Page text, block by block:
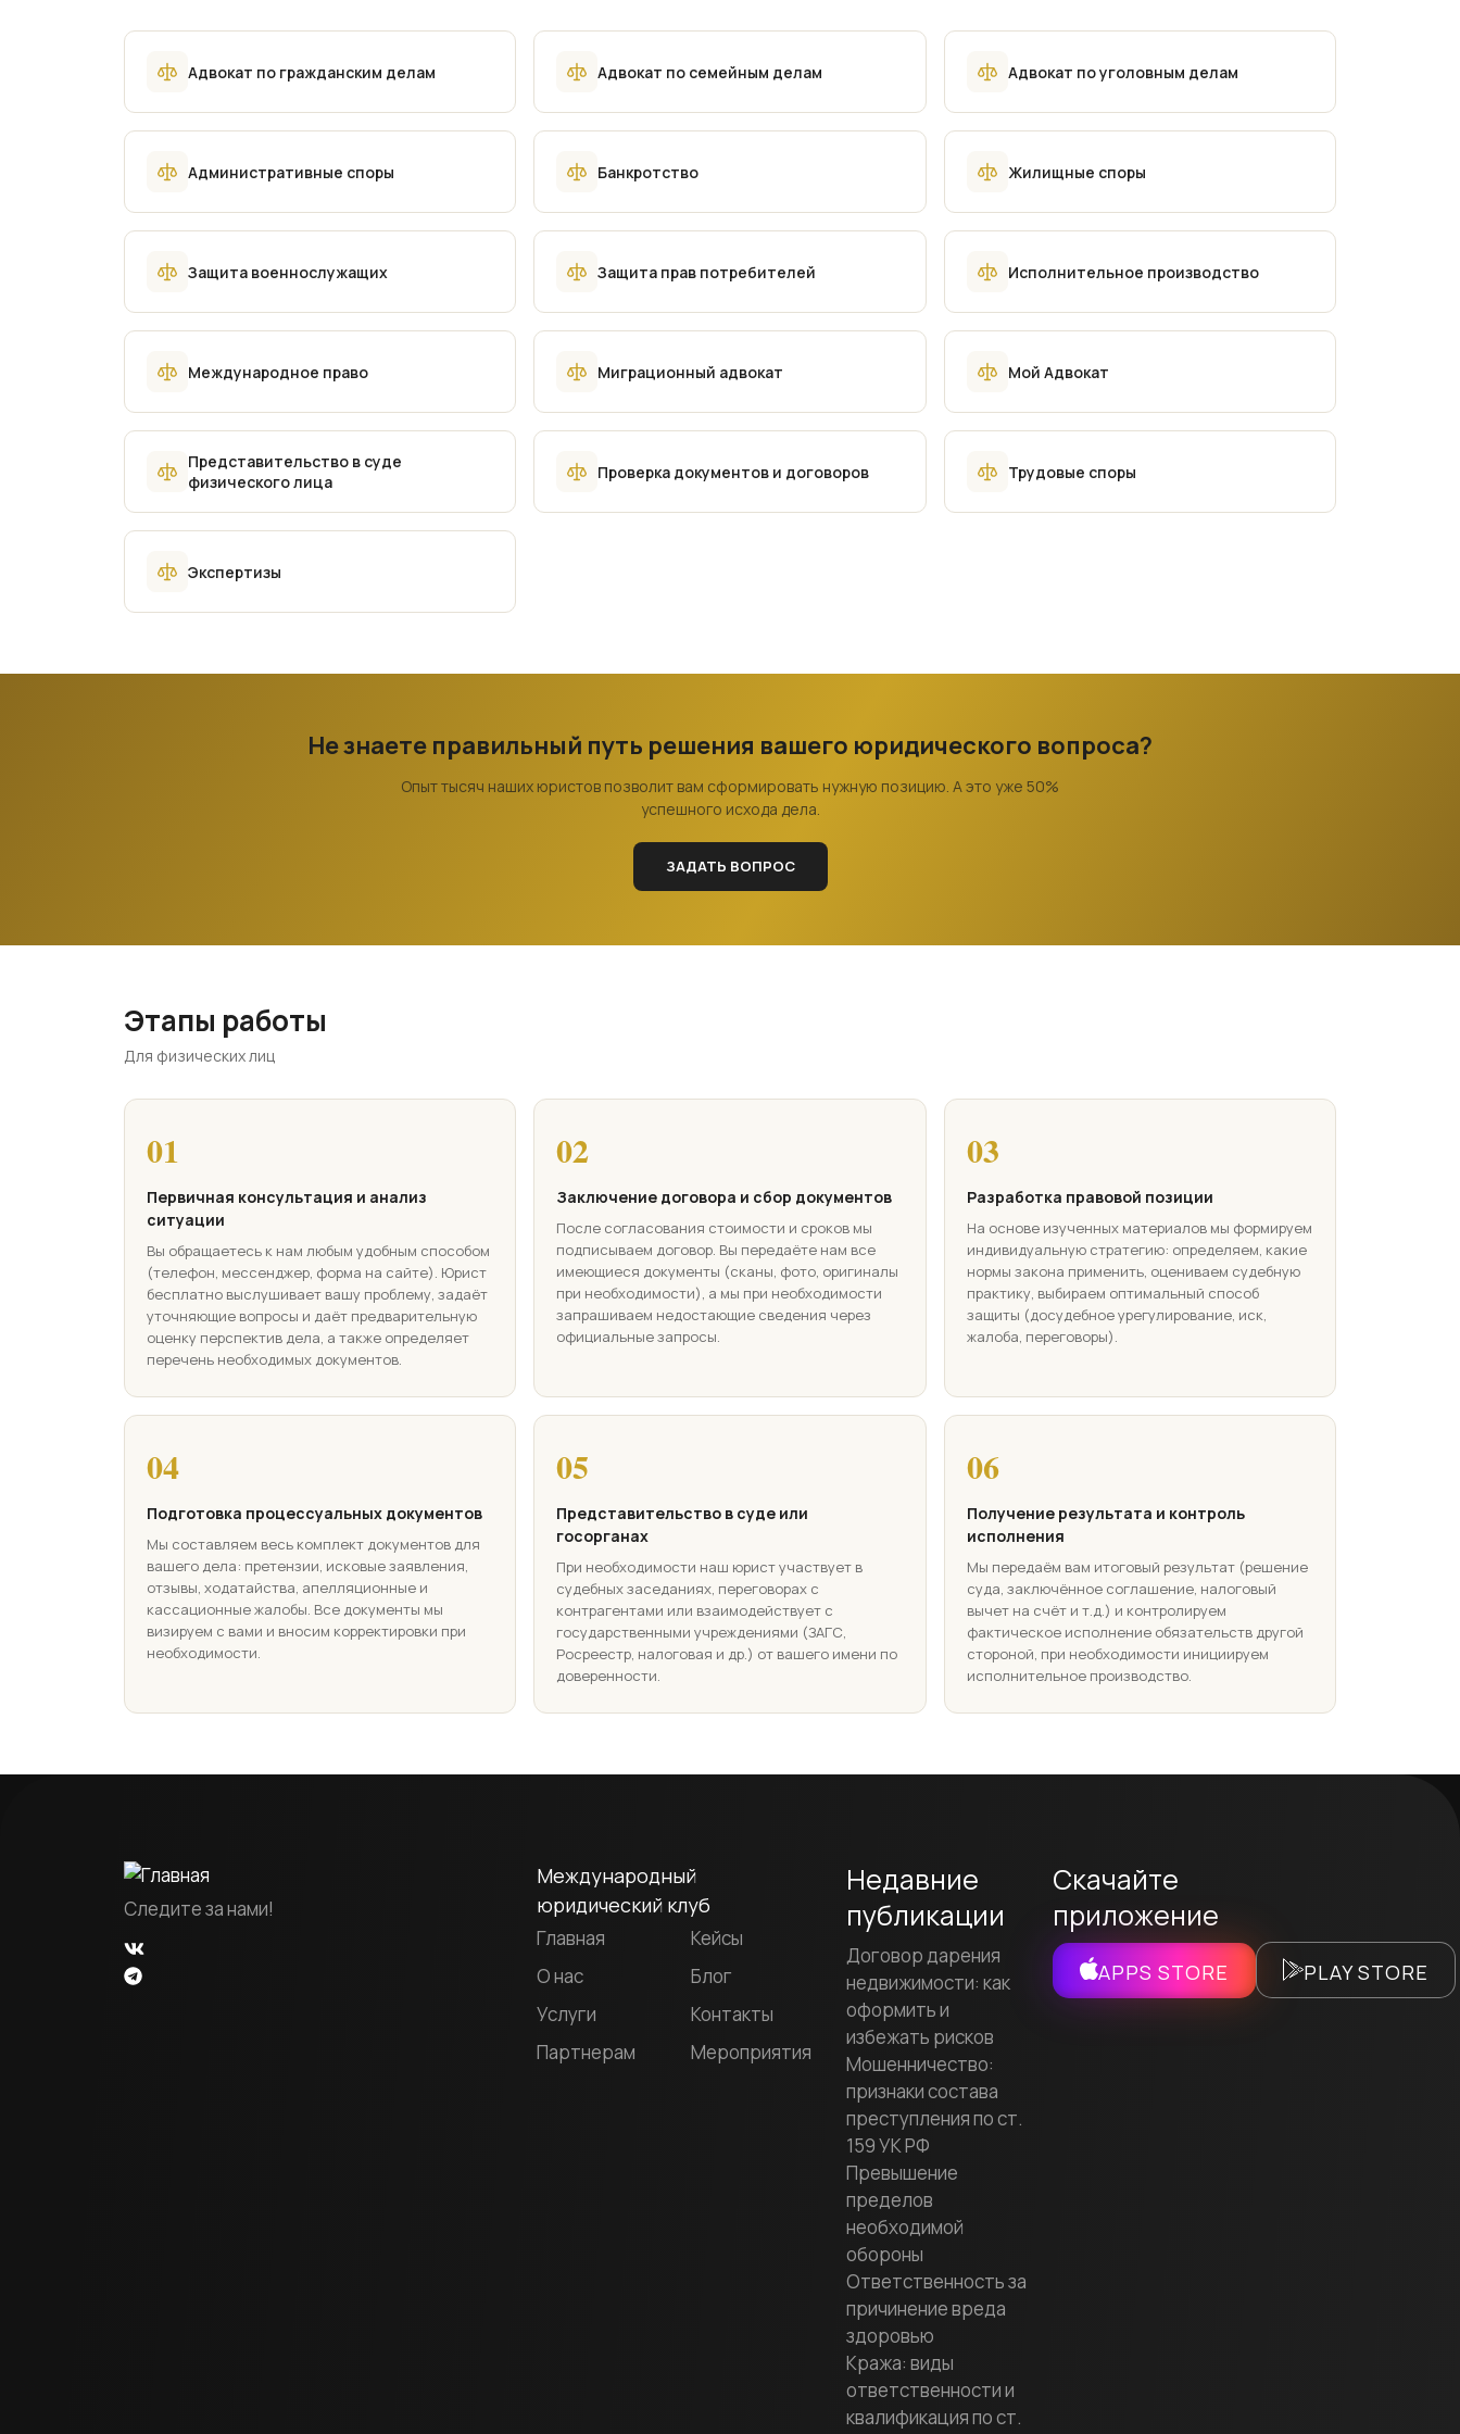
Адвокат по гражданским делам Адвокат по семейным делам Адвокат по уголовным делам
Административные споры Банкротство Жилищные споры
Защита военнослужащих Защита прав потребителей Исполнительное производство
Международное право Миграционный адвокат Мой Адвокат
Представительство в суде
физического лица
Проверка документов и договоров Трудовые споры
Экспертизы
Не знаете правильный путь решения вашего юридического вопроса?
Опыт тысяч наших юристов позволит вам сформировать нужную позицию. А это уже 50%
успешного исхода дела.
ЗАДАТЬ ВОПРОС
Этапы работы
Для физических лиц
01
Первичная консультация и анализ
ситуации
Вы обращаетесь к нам любым удобным способом
(телефон, мессенджер, форма на сайте). Юрист
бесплатно выслушивает вашу проблему, задаёт
уточняющие вопросы и даёт предварительную
оценку перспектив дела, а также определяет
перечень необходимых документов.
02
Заключение договора и сбор документов
После согласования стоимости и сроков мы
подписываем договор. Вы передаёте нам все
имеющиеся документы (сканы, фото, оригиналы
при необходимости), а мы при необходимости
запрашиваем недостающие сведения через
официальные запросы.
03
Разработка правовой позиции
На основе изученных материалов мы формируем
индивидуальную стратегию: определяем, какие
нормы закона применить, оцениваем судебную
практику, выбираем оптимальный способ
защиты (досудебное урегулирование, иск,
жалоба, переговоры).
04
Подготовка процессуальных документов
Мы составляем весь комплект документов для
вашего дела: претензии, исковые заявления,
отзывы, ходатайства, апелляционные и
кассационные жалобы. Все документы мы
визируем с вами и вносим корректировки при
необходимости.
05
Представительство в суде или
госорганах
При необходимости наш юрист участвует в
судебных заседаниях, переговорах с
контрагентами или взаимодействует с
государственными учреждениями (ЗАГС,
Росреестр, налоговая и др.) от вашего имени по
доверенности.
06
Получение результата и контроль
исполнения
Мы передаём вам итоговый результат (решение
суда, заключённое соглашение, налоговый
вычет на счёт и т.д.) и контролируем
фактическое исполнение обязательств другой
стороной, при необходимости инициируем
исполнительное производство.
Следите за нами!
Международный
юридический клуб
Главная
О нас
Услуги
Партнерам
Кейсы
Блог
Контакты
Мероприятия
Недавние
публикации
Договор дарения
недвижимости: как
оформить и
избежать рисков
Мошенничество:
признаки состава
преступления по ст.
159 УК РФ
Превышение
пределов
необходимой
обороны
Ответственность за
причинение вреда
здоровью
Кража: виды
ответственности и
квалификация по ст.
Скачайте
приложение
APPS STORE PLAY STORE